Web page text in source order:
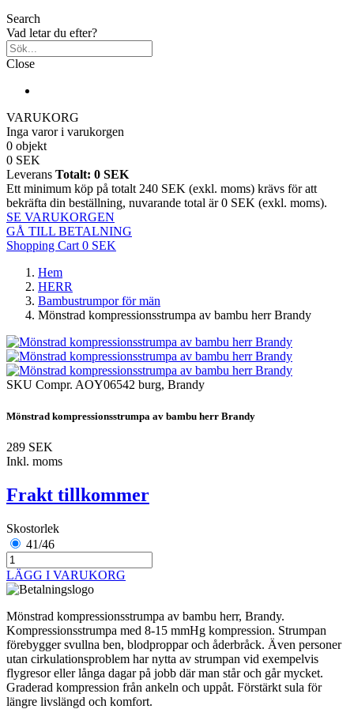
Search
Vad letar du efter?
Close
VARUKORG
Inga varor i varukorgen
0 objekt
0 SEK
Leverans Totalt: 0 SEK
Ett minimum köp på totalt 240 SEK (exkl. moms) krävs för att
bekräfta din beställning, nuvarande total är 0 SEK (exkl. moms).
SE VARUKORGEN
GÅ TILL BETALNING
Shopping Cart 0 SEK
Hem
HERR
Bambustrumpor för män
Mönstrad kompressionsstrumpa av bambu herr Brandy
SKU Compr. AOY06542 burg, Brandy
Mönstrad kompressionsstrumpa av bambu herr Brandy
289 SEK
Inkl. moms
Frakt tillkommer
Skostorlek
41/46
LÄGG I VARUKORG
Mönstrad kompressionsstrumpa av bambu herr, Brandy.
Kompressionsstrumpa med 8-15 mmHg kompression. Strumpan
förebygger svullna ben, blodproppar och åderbråck. Även personer
utan cirkulationsproblem har nytta av strumpan vid exempelvis
flygresor eller långa dagar på jobb där man står och går mycket.
Graderad kompression från ankeln och uppåt. Förstärkt sula för
längre livslängd och komfort.